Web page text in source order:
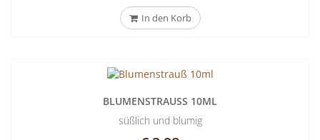
In den Korb
BLUMENSTRAUSS 10ML
süßlich und blumig